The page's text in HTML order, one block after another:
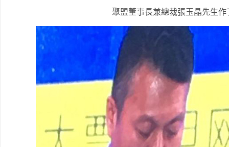
聚盟董事長兼總裁張玉晶先生